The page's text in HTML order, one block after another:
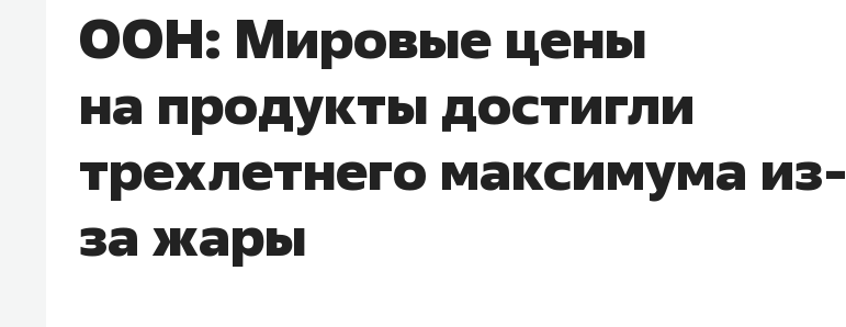
ООН: Мировые цены
на продукты достигли
трехлетнего максимума из-
за жары